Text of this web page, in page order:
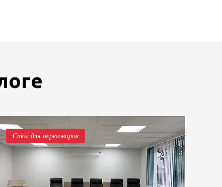
Стол для переговоров